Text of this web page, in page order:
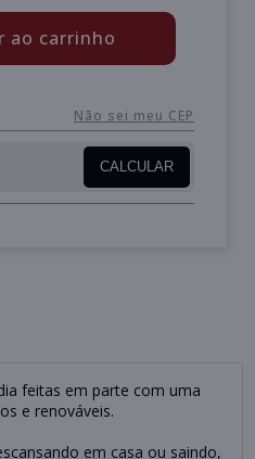
ao carrinho
Não sei meu CEP
CALCULAR
feitas em parte com uma
e renováveis.
em casa ou saindo,